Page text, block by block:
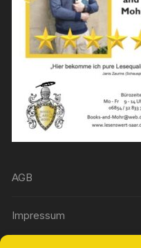
AGB
Impressum